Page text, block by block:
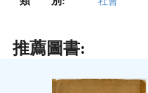
推薦圖書: